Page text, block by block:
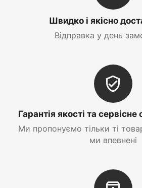
Швидко і якісно
Відправка у день
Гарантія якості та
Ми пропонуємо тільки ті
ми впевнені